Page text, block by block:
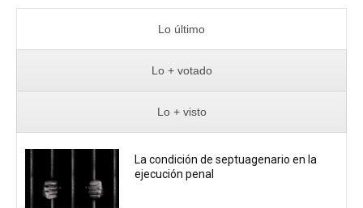
Lo último
Lo + votado
Lo + visto
La condición de septuagenario en la
ejecución penal